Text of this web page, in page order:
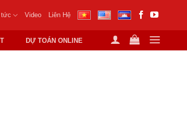
tức Video Liên Hệ
DỰ TOÁN ONLINE